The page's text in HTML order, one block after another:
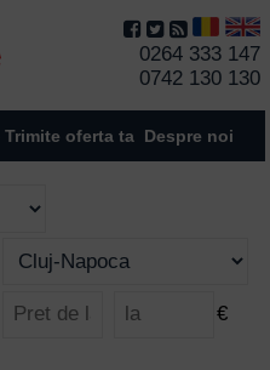
0264 333 147
0742 130 130
Trimite oferta ta Despre noi
€